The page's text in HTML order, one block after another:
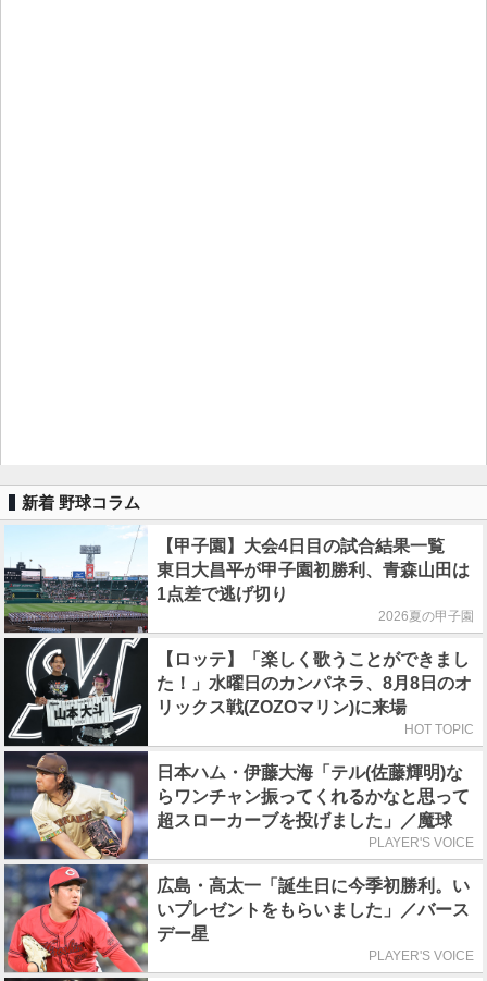
新着 野球コラム
【甲子園】大会4日目の試合結果一覧
東日大昌平が甲子園初勝利、青森山田は
1点差で逃げ切り
2026夏の甲子園
【ロッテ】「楽しく歌うことができまし
た！」水曜日のカンパネラ、8月8日のオ
リックス戦(ZOZOマリン)に来場
HOT TOPIC
日本ハム・伊藤大海「テル(佐藤輝明)な
らワンチャン振ってくれるかなと思って
超スローカーブを投げました」／魔球
PLAYER'S VOICE
広島・高太一「誕生日に今季初勝利。い
いプレゼントをもらいました」／バース
デー星
PLAYER'S VOICE